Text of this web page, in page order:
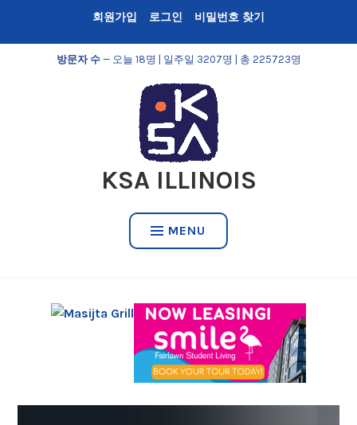
content
회원가입 로그인 비밀번호 찾기
방문자 수— 오늘 18명 | 일주일 3207명 | 총 225723명
KSA ILLINOIS
MENU